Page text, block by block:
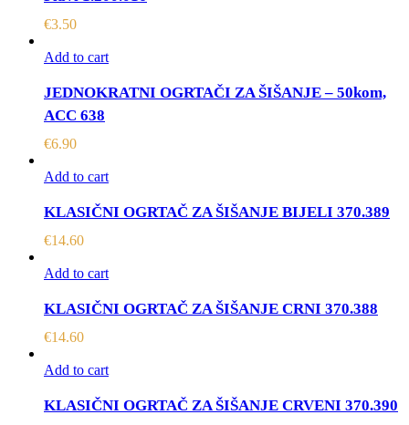
€3.50
Add to cart
JEDNOKRATNI OGRTAČI ZA ŠIŠANJE – 50kom,
ACC 638
€6.90
Add to cart
KLASIČNI OGRTAČ ZA ŠIŠANJE BIJELI 370.389
€14.60
Add to cart
KLASIČNI OGRTAČ ZA ŠIŠANJE CRNI 370.388
€14.60
Add to cart
KLASIČNI OGRTAČ ZA ŠIŠANJE CRVENI 370.390